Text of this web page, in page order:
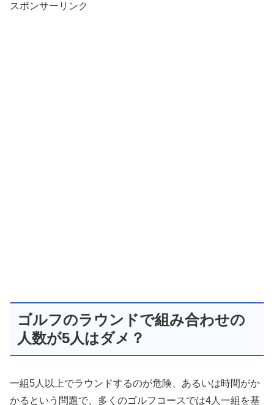
スポンサーリンク
ゴルフのラウンドで組み合わせの
人数が5人はダメ？
一組5人以上でラウンドするのが危険、あるいは時間がか
かるという問題で、多くのゴルフコースでは4人一組を基